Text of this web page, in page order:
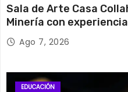
Sala de Arte Casa
Minería con
cobreAgo 7, 2026
EDUCACIÓN